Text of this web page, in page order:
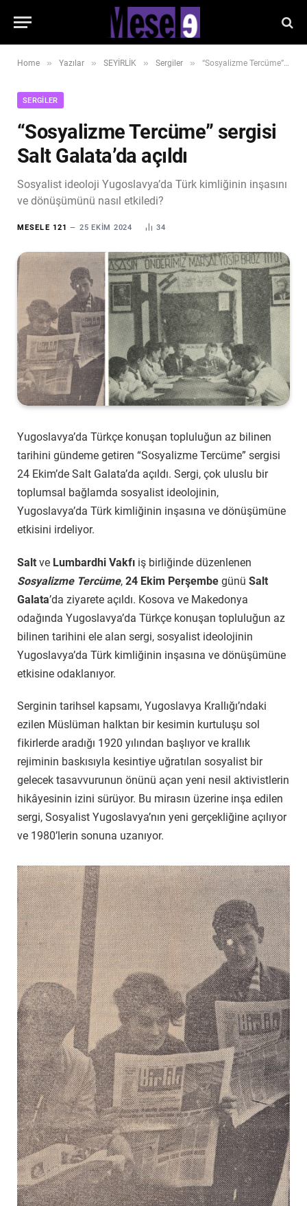
Home » Yazılar » SEYİRLİK » Sergiler » “Sosyalizme Tercüme” sergisi Salt Galata’da açıldı
SERGILER
“Sosyalizme Tercüme” sergisi
Salt Galata’da açıldı
Sosyalist ideoloji Yugoslavya’da Türk kimliğinin inşasını
ve dönüşümünü nasıl etkiledi?
MESELE 121 25 EKIM 2024 34
Yugoslavya’da Türkçe konuşan topluluğun az bilinen
tarihini gündeme getiren “Sosyalizme Tercüme” sergisi
24 Ekim’de Salt Galata’da açıldı. Sergi, çok uluslu bir
toplumsal bağlamda sosyalist ideolojinin,
Yugoslavya’da Türk kimliğinin inşasına ve dönüşümüne
etkisini irdeliyor.
Salt ve Lumbardhi Vakfı iş birliğinde düzenlenen
Sosyalizme Tercüme, 24 Ekim Perşembe günü Salt
Galata’da ziyarete açıldı. Kosova ve Makedonya
odağında Yugoslavya’da Türkçe konuşan topluluğun az
bilinen tarihini ele alan sergi, sosyalist ideolojinin
Yugoslavya’da Türk kimliğinin inşasına ve dönüşümüne
etkisine odaklanıyor.
Serginin tarihsel kapsamı, Yugoslavya Krallığı’ndaki
ezilen Müslüman halktan bir kesimin kurtuluşu sol
fikirlerde aradığı 1920 yılından başlıyor ve krallık
rejiminin baskısıyla kesintiye uğratılan sosyalist bir
gelecek tasavvurunun önünü açan yeni nesil aktivistlerin
hikâyesinin izini sürüyor. Bu mirasın üzerine inşa edilen
sergi, Sosyalist Yugoslavya’nın yeni gerçekliğine açılıyor
ve 1980’lerin sonuna uzanıyor.